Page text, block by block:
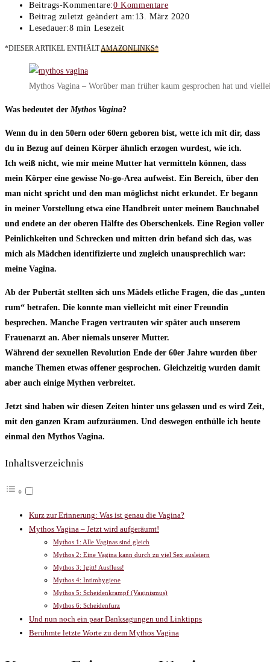
Beitrags-Kommentare:0 Kommentare
Beitrag zuletzt geändert am: 13. März 2020
Lesedauer:8 min Lesezeit
*DIESER ARTIKEL ENTHÄLTAMAZONLINKS*
Mythos Vagina – Worüber man früher kaum gesprochen hat und
Was bedeutet der Mythos Vagina?
Wenn du in den 50ern oder 60ern geboren bist, wette ich mit dir, dass
du in Bezug auf deinen Körper ähnlich erzogen wurdest, wie ich.
Ich weiß nicht, wie mir meine Mutter hat vermitteln können, dass
mein Körper eine gewisse No-go-Area aufweist. Ein Bereich, über den
man nicht spricht und den man möglichst nicht erkundet. Er begann
in meiner Vorstellung etwa eine Handbreit unter meinem Bauchnabel
und endete an der oberen Hälfte des Oberschenkels. Eine Region voller
Peinlichkeiten und Schrecken und mitten drin befand sich das, was
mich als Mädchen identifizierte und zugleich unausprechlich war:
meine Vagina.
Ab der Pubertät stellten sich uns Mädels etliche Fragen, die das „unten
rum“ betrafen. Die konnte man vielleicht mit einer Freundin
besprechen. Manche Fragen vertrauten wir später auch unserem
Frauenarzt an. Aber niemals unserer Mutter.
Während der sexuellen Revolution Ende der 60er Jahre wurden über
manche Themen etwas offener gesprochen. Gleichzeitig wurden damit
aber auch einige Mythen verbreitet.
Jetzt sind haben wir diesen Zeiten hinter uns gelassen und es wird Zeit,
mit den ganzen Kram aufzuräumen. Und deswegen enthülle ich heute
einmal den Mythos Vagina.
Inhaltsverzeichnis
Kurz zur Erinnerung: Was ist genau die Vagina?
Mythos Vagina – Jetzt wird aufgeräumt!
Mythos 1: Alle Vaginas sind gleich
Mythos 2: Eine Vagina kann durch zu viel Sex ausleiern
Mythos 3: Igitt! Ausfluss!
Mythos 4: Intimhygiene
Mythos 5: Scheidenkrampf (Vaginismus)
Mythos 6: Scheidenfurz
Und nun noch ein paar Danksagungen und Linktipps
Berühmte letzte Worte zu dem Mythos Vagina